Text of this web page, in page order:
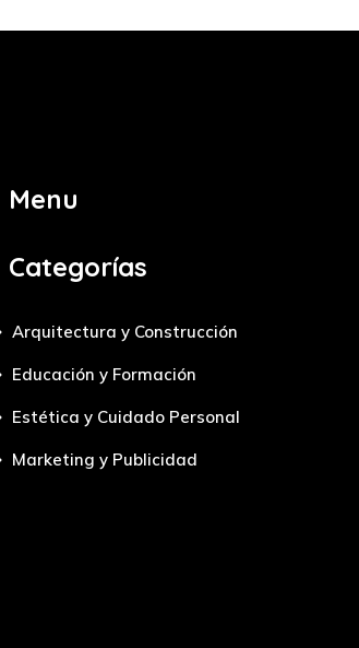
Menu
Categorías
Arquitectura y Construcción
Educación y Formación
Estética y Cuidado Personal
Marketing y Publicidad